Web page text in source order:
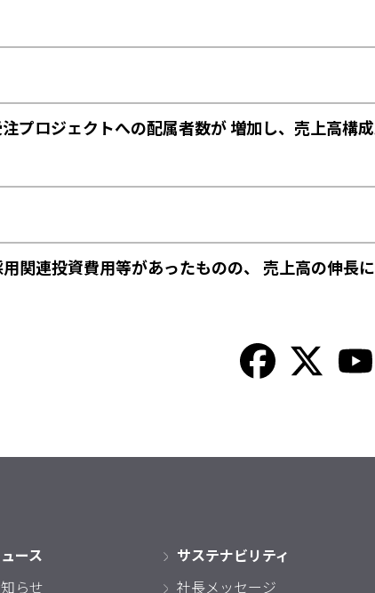
プロジェクトへの配属者数が 増加し、売上高構成
関連投資費用等があったものの、 売上高の伸長
ース
らせ
サステナビリティ
社長メッセージ